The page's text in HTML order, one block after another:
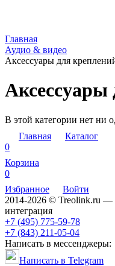
Главная
Аудио & видео
Аксессуары для
Аксессуары
В этой категории нет ни
Главная
Каталог
0
Корзина
0
Избранное
Войти
2014-2026 © Treolink.ru —
интеграция
+7 (495) 775-59-78
+7 (843) 211-05-04
Написать в мессенджеры:
Написать в Telegram